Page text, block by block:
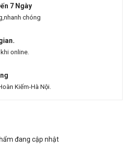
7 Ngày
chóng
online.
Kiếm-Hà Nội.
đang cập nhật